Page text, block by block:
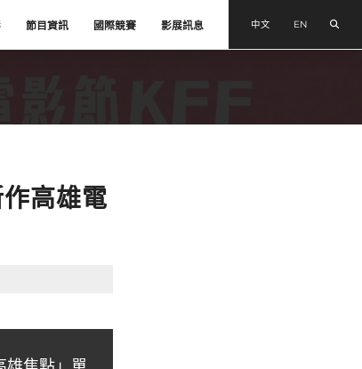
節目資訊 國際競賽 影展訊息 中文 EN
高雄電